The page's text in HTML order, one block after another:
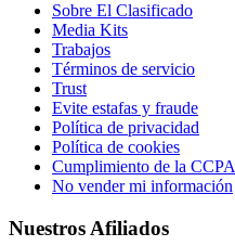
Sobre El Clasificado
Media Kits
Trabajos
Términos de servicio
Trust
Evite estafas y fraude
Política de privacidad
Política de cookies
Cumplimiento de la CCPA
No vender mi información
Nuestros Afiliados